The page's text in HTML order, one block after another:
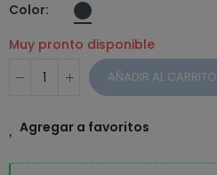
Color
Muy pronto disponible
AÑADIR AL CARRITO
Agregar a favoritos